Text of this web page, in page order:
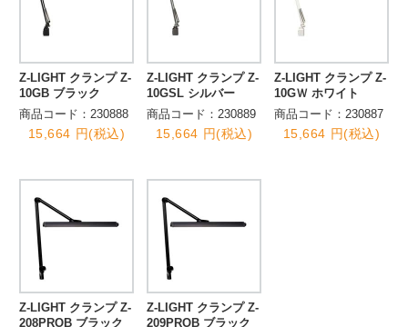
Z-LIGHT クランプ Z-
10GB ブラック
商品コード：230888
15,664 円(税込)
Z-LIGHT クランプ Z-
10GSL シルバー
商品コード：230889
15,664 円(税込)
Z-LIGHT クランプ Z-
10GＷ ホワイト
商品コード：230887
15,664 円(税込)
Z-LIGHT クランプ Z-
208PROB ブラック
Z-LIGHT クランプ Z-
209PROB ブラック